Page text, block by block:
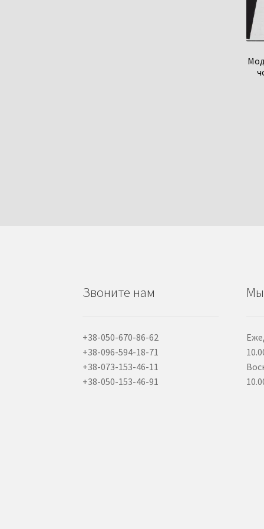
Звоните нам
+38-050-670-86-62
+38-096-594-18-71
+38-073-153-46-11
+38-050-153-46-91